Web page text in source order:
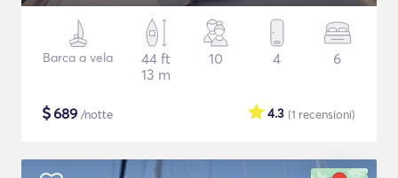
Barca a vela
44 ft
13 m
10 4 6
$689 /notte (1 recensioni)
4.3